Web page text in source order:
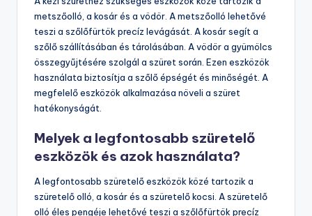
savasabb borokat eredményez, míg a késői szüret
édesebb ízű borokat ad. A helyi szőlőtermesztési
gyakorlatok is fontos tényezők a szüret időzítésében.
Milyen eszközökre van szükség
a kézi szürethez?
A kézi szürethez szükséges eszközök közé tartozik a
metszőolló, a kosár és a vödör. A metszőolló lehetővé
teszi a szőlőfürtök precíz levágását. A kosár segít a
szőlő szállításában és tárolásában. A vödör a gyümölcs
összegyűjtésére szolgál a szüret során. Ezen eszközök
használata biztosítja a szőlő épségét és minőségét. A
megfelelő eszközök alkalmazása növeli a szüret